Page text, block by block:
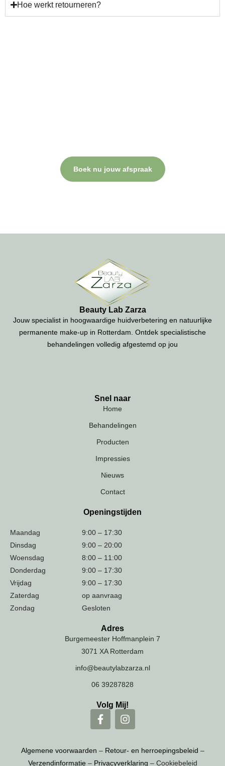
Hoe werkt retourneren?
Boek nu jouw afspraak
Beauty Lab Zarza
Jouw specialist in hoogwaardige huidverbetering en natuurlijke
permanente make-up in Rotterdam. Ontdek specialistische
behandelingen volledig afgestemd op jou
Snel naar
Home
Behandelingen
Producten
Impressies
Nieuws
Contact
Openingstijden
Maandag
9:00 – 17:30
Dinsdag
9:00 – 20:00
Woensdag
8:00 – 11:00
Donderdag
9:00 – 17:30
Vrijdag
9:00 – 17:30
Zaterdag
op aanvraag
Zondag
Gesloten
Adres
Burgemeester Hoffmanplein 7
3071 XA Rotterdam
info@beautylabzarza.nl
06 39287828
Volg Mij!
Algemene voorwaarden – Retour- en herroepingsbeleid –
Verzendinformatie– Privacyverklaring – Cookiebeleid